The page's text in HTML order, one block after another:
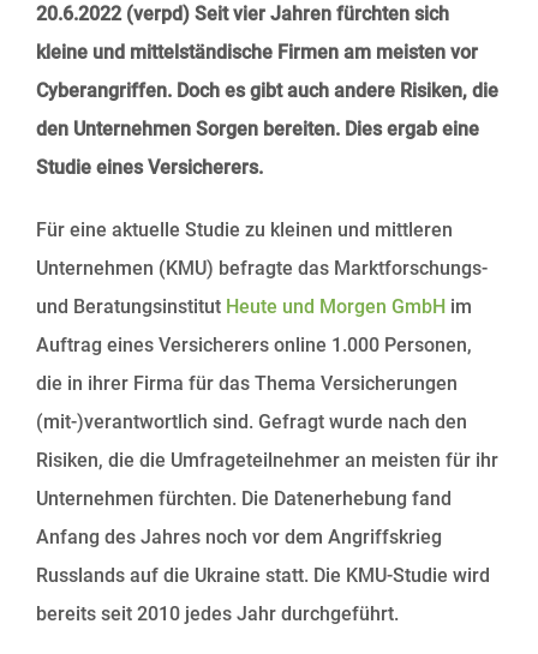
20.6.2022 (verpd) Seit vier Jahren fürchten sich
kleine und mittelständische Firmen am meisten vor
Cyberangriffen. Doch es gibt auch andere Risiken, die
den Unternehmen Sorgen bereiten. Dies ergab eine
Studie eines Versicherers.
Für eine aktuelle Studie zu kleinen und mittleren
Unternehmen (KMU) befragte das Marktforschungs-
und Beratungsinstitut Heute und Morgen GmbH im
Auftrag eines Versicherers online 1.000 Personen,
die in ihrer Firma für das Thema Versicherungen
(mit-)verantwortlich sind. Gefragt wurde nach den
Risiken, die die Umfrageteilnehmer an meisten für ihr
Unternehmen fürchten. Die Datenerhebung fand
Anfang des Jahres noch vor dem Angriffskrieg
Russlands auf die Ukraine statt. Die KMU-Studie wird
bereits seit 2010 jedes Jahr durchgeführt.